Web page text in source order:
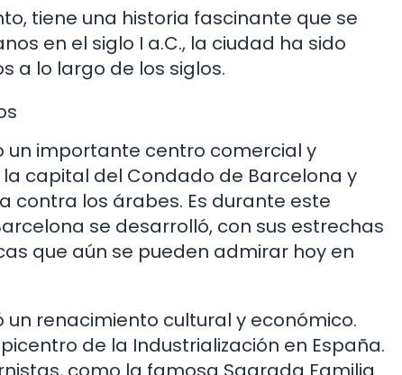
tiene una historia fascinante que se
en el siglo I a.C., la ciudad ha sido
a lo largo de los siglos.
un importante centro comercial y
capital del Condado de Barcelona y
contra los árabes. Es durante este
se desarrolló, con sus estrechas
que aún se pueden admirar hoy en
un renacimiento cultural y económico.
de la Industrialización en España.